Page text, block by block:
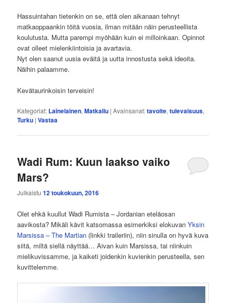
Hassuintahan tietenkin on se, että olen aikanaan tehnyt
matkaoppaankin töitä vuosia, ilman mitään näin perusteellista
koulutusta. Mutta parempi myöhään kuin ei milloinkaan. Opinnot
ovat olleet mielenkiintoisia ja avartavia.
Nyt olen saanut uusia eväitä ja uutta innostusta sekä ideoita.
Näihin palaamme.
Kevätaurinkoisin terveisin!
Kategoriat: Lainelainen,Matkailu |Avainsanat:tavoite,tulevaisuus,
Turku |Vastaa
Wadi Rum: Kuun laakso vaiko
Mars?
Julkaistu12 toukokuun, 2016
Olet ehkä kuullut Wadi Rumista – Jordanian eteläosan
aavikosta? Mikäli kävit katsomassa esimerkiksi elokuvanYksin
Marsissa – The Martian (linkki traileriin), niin sinulla on hyvä kuva
siitä, miltä siellä näyttää… Aivan kuin Marsissa, tai niinkuin
mielikuvissamme, ja kaiketi joidenkin kuvienkin perusteella, sen
kuvittelemme.